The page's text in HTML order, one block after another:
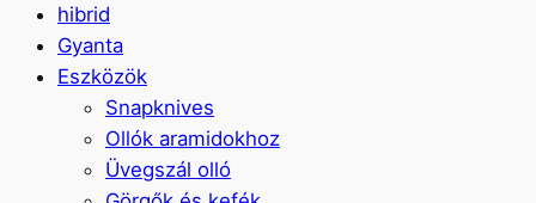
hibrid
Gyanta
Eszközök
Snapknives
Ollók aramidokhoz
Üvegszál olló